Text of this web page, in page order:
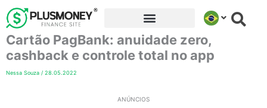
para
conteúdo
Cartão PagBank: anuidade zero,
cashback e controle total no app
Nessa Souza / 28.05.2022
ANÚNCIOS